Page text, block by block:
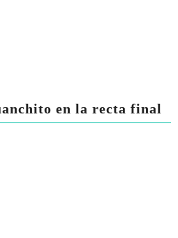
en la recta final